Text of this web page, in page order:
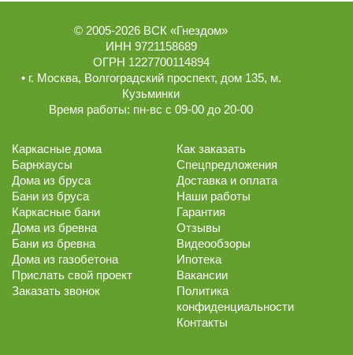
© 2005-2026 ВСК «Гнездом»
ИНН 9721158689
ОГРН 1227700114894
• г. Москва, Волгоградский проспект, дом 135, м.
Кузьминки
Время работы: пн-вс с 09-00 до 20-00
Каркасные дома
Барнхаусы
Дома из бруса
Бани из бруса
Каркасные бани
Дома из бревна
Бани из бревна
Дома из газобетона
Прислать свой проект
Заказать звонок
Как заказать
Спецпредложения
Доставка и оплата
Наши работы
Гарантия
Отзывы
Видеообзоры
Ипотека
Вакансии
Политика
конфиденциальности
Контакты